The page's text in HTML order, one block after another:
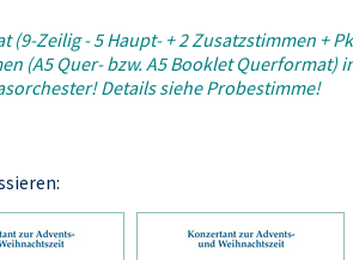
Zeilig - 5 Haupt- + 2 Zusatzstimmen +
(A5 Quer- bzw. A5 Booklet Querformat)
Details siehe Probestimme!